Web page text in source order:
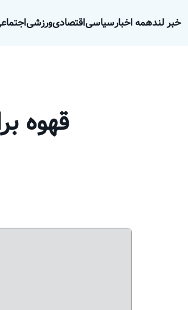
خبر لندهمه اخبارسیاسیاقتصادیورزشی
قهوه